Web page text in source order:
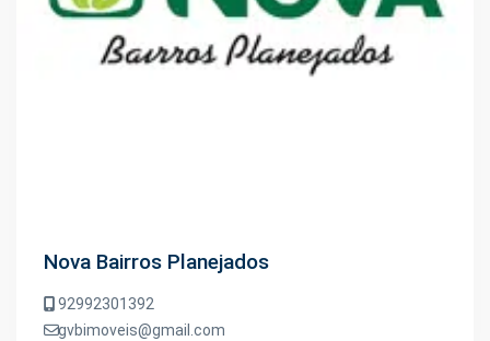
Nova Bairros Planejados
92992301392
gvbimoveis@gmail.com